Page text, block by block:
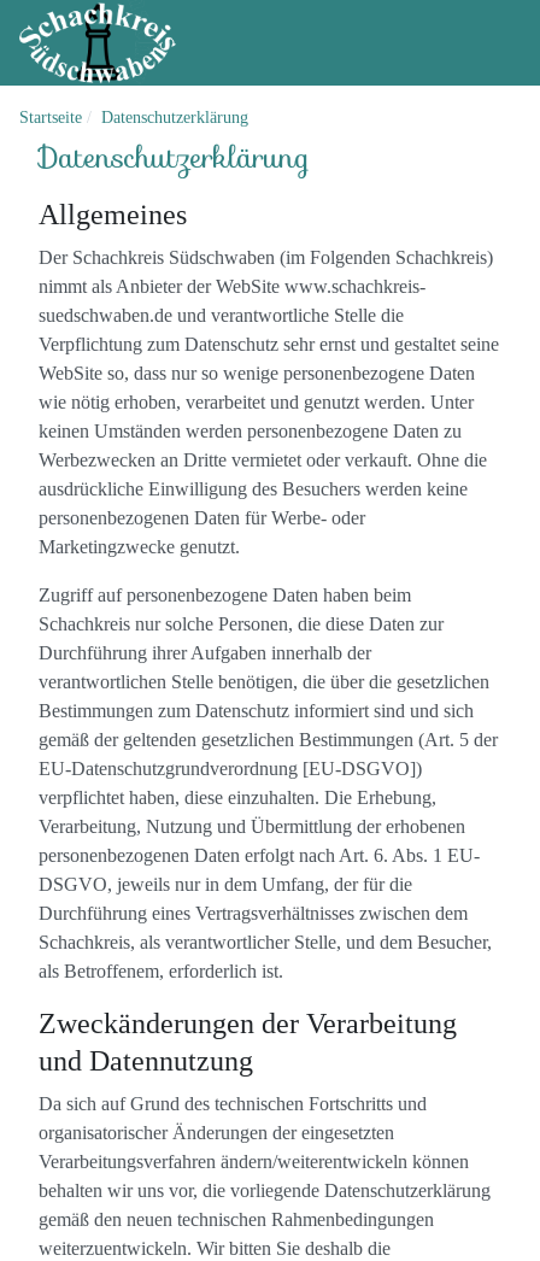
Startseite Datenschutzerklärung
Datenschutzerklärung
Allgemeines
Der Schachkreis Südschwaben (im Folgenden Schachkreis)
nimmt als Anbieter der WebSite www.schachkreis-
suedschwaben.de und verantwortliche Stelle die
Verpflichtung zum Datenschutz sehr ernst und gestaltet seine
WebSite so, dass nur so wenige personenbezogene Daten
wie nötig erhoben, verarbeitet und genutzt werden. Unter
keinen Umständen werden personenbezogene Daten zu
Werbezwecken an Dritte vermietet oder verkauft. Ohne die
ausdrückliche Einwilligung des Besuchers werden keine
personenbezogenen Daten für Werbe- oder
Marketingzwecke genutzt.
Zugriff auf personenbezogene Daten haben beim
Schachkreis nur solche Personen, die diese Daten zur
Durchführung ihrer Aufgaben innerhalb der
verantwortlichen Stelle benötigen, die über die gesetzlichen
Bestimmungen zum Datenschutz informiert sind und sich
gemäß der geltenden gesetzlichen Bestimmungen (Art. 5 der
EU-Datenschutzgrundverordnung [EU-DSGVO])
verpflichtet haben, diese einzuhalten. Die Erhebung,
Verarbeitung, Nutzung und Übermittlung der erhobenen
personenbezogenen Daten erfolgt nach Art. 6. Abs. 1 EU-
DSGVO, jeweils nur in dem Umfang, der für die
Durchführung eines Vertragsverhältnisses zwischen dem
Schachkreis, als verantwortlicher Stelle, und dem Besucher,
als Betroffenem, erforderlich ist.
Zweckänderungen der Verarbeitung
und Datennutzung
Da sich auf Grund des technischen Fortschritts und
organisatorischer Änderungen der eingesetzten
Verarbeitungsverfahren ändern/weiterentwickeln können
behalten wir uns vor, die vorliegende Datenschutzerklärung
gemäß den neuen technischen Rahmenbedingungen
weiterzuentwickeln. Wir bitten Sie deshalb die